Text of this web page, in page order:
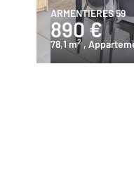
ARMENTIERES 59
890 €
78,1 m2 ,